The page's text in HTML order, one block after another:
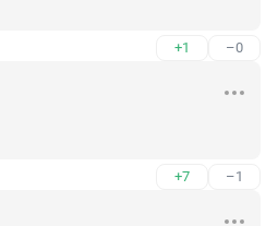
+1 –0
+7 –1